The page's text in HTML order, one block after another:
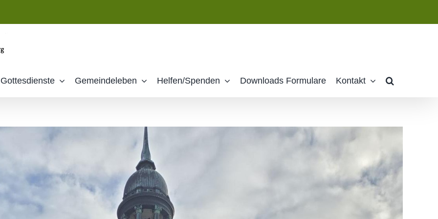
Gottesdienste Gemeindeleben Helfen/Spenden Downloads Formulare Kontakt